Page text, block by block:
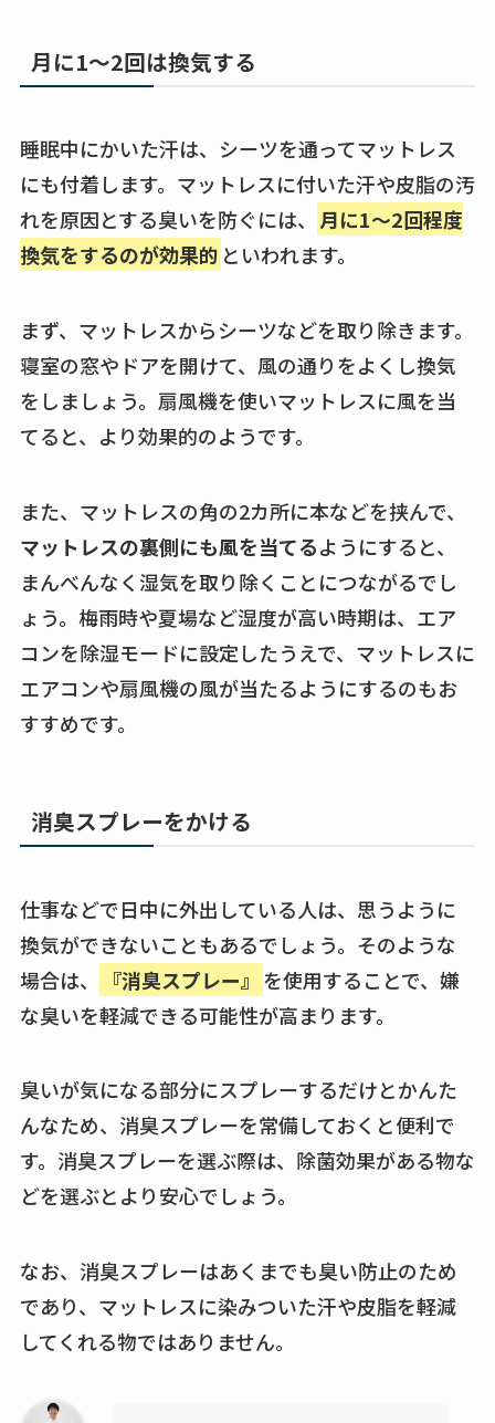
月に1〜2回は換気する
睡眠中にかいた汗は、シーツを通ってマットレス
にも付着します。マットレスに付いた汗や皮脂の汚
れを原因とする臭いを防ぐには、 月に1～2回程度
換気をするのが効果的 といわれます。
まず、マットレスからシーツなどを取り除きます。
寝室の窓やドアを開けて、風の通りをよくし換気
をしましょう。扇風機を使いマットレスに風を当
てると、より効果的のようです。
また、マットレスの角の2カ所に本などを挟んで、
マットレスの裏側にも風を当てるようにすると、
まんべんなく湿気を取り除くことにつながるでし
ょう。梅雨時や夏場など湿度が高い時期は、エア
コンを除湿モードに設定したうえで、マットレスに
エアコンや扇風機の風が当たるようにするのもお
すすめです。
消臭スプレーをかける
仕事などで日中に外出している人は、思うように
換気ができないこともあるでしょう。そのような
場合は、
『消臭スプレー』 を使用することで、嫌
な臭いを軽減できる可能性が高まります。
臭いが気になる部分にスプレーするだけとかんた
んなため、消臭スプレーを常備しておくと便利で
す。消臭スプレーを選ぶ際は、除菌効果がある物な
どを選ぶとより安心でしょう。
なお、消臭スプレーはあくまでも臭い防止のため
であり、マットレスに染みついた汗や皮脂を軽減
してくれる物ではありません。